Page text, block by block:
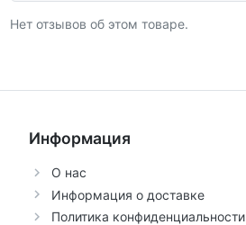
Нет отзывов об этом товаре.
Информация
О нас
Информация о доставке
Политика конфиденциальности